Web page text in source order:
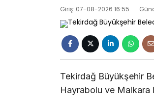
Giriş: 07-08-2026 16:55
Tekirdağ Büyükşehir
Hayrabolu ve